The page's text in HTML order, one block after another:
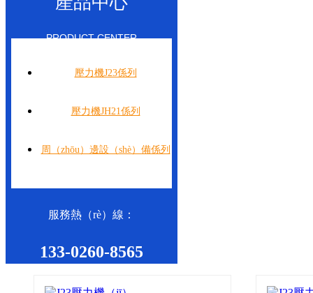
PRODUCT CENTER
壓力機J23係列
壓力機JH21係列
周（zhōu）邊設（shè）備係列
服務熱（rè）線：
133-0260-8565